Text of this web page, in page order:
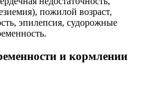
пожилой возраст,
эпилепсия, судорожные
и кормлении